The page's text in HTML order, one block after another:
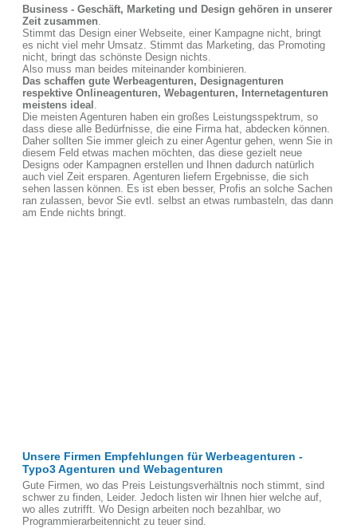
Business - Geschäft, Marketing und Design gehören in unserer
Zeit zusammen.
Stimmt das Design einer Webseite, einer Kampagne nicht, bringt
es nicht viel mehr Umsatz. Stimmt das Marketing, das Promoting
nicht, bringt das schönste Design nichts.
Also muss man beides miteinander kombinieren.
Das schaffen gute Werbeagenturen, Designagenturen
respektive Onlineagenturen, Webagenturen, Internetagenturen
meistens ideal .
Die meisten Agenturen haben ein großes Leistungsspektrum, so
dass diese alle Bedürfnisse, die eine Firma hat, abdecken können.
Daher sollten Sie immer gleich zu einer Agentur gehen, wenn Sie in
diesem Feld etwas machen möchten, das diese gezielt neue
Designs oder Kampagnen erstellen und Ihnen dadurch natürlich
auch viel Zeit ersparen. Agenturen liefern Ergebnisse, die sich
sehen lassen können. Es ist eben besser, Profis an solche Sachen
ran zulassen, bevor Sie evtl. selbst an etwas rumbasteln, das dann
am Ende nichts bringt.
Unsere Firmen Empfehlungen für Werbeagenturen -
Typo3 Agenturen und Webagenturen
Gute Firmen, wo das Preis Leistungsverhältnis noch stimmt, sind
schwer zu finden, Leider. Jedoch listen wir Ihnen hier welche auf,
wo alles zutrifft. Wo Design arbeiten noch bezahlbar, wo
Programmierarbeitennicht zu teuer sind.